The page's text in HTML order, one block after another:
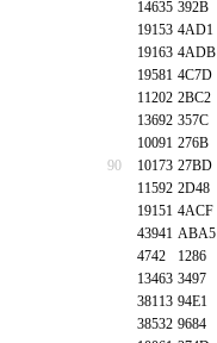
14635 392B
19153 4AD1
19163 4ADB
19581 4C7D
11202 2BC2
13692 357C
10091 276B
90
10173 27BD
11592 2D48
19151 4ACF
43941 ABA5
4742
1286
13463 3497
38113 94E1
38532 9684